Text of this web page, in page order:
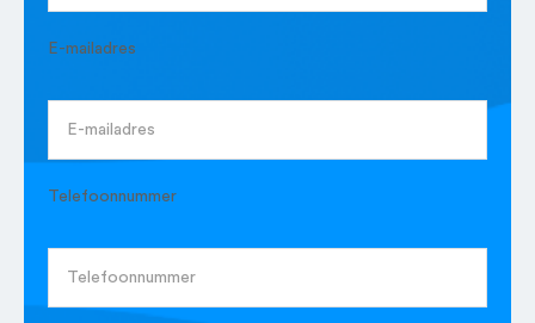
E-mailadres
Telefoonnummer